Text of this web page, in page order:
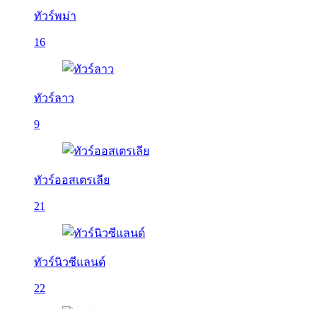
ทัวร์พม่า
16
ทัวร์ลาว
9
ทัวร์ออสเตรเลีย
21
ทัวร์นิวซีแลนด์
22